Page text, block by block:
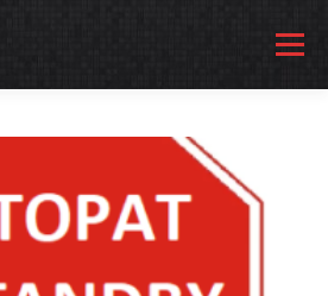
Menu
CURSOS EXERCÍCIOS SQL
LINKS COMUNIDADE